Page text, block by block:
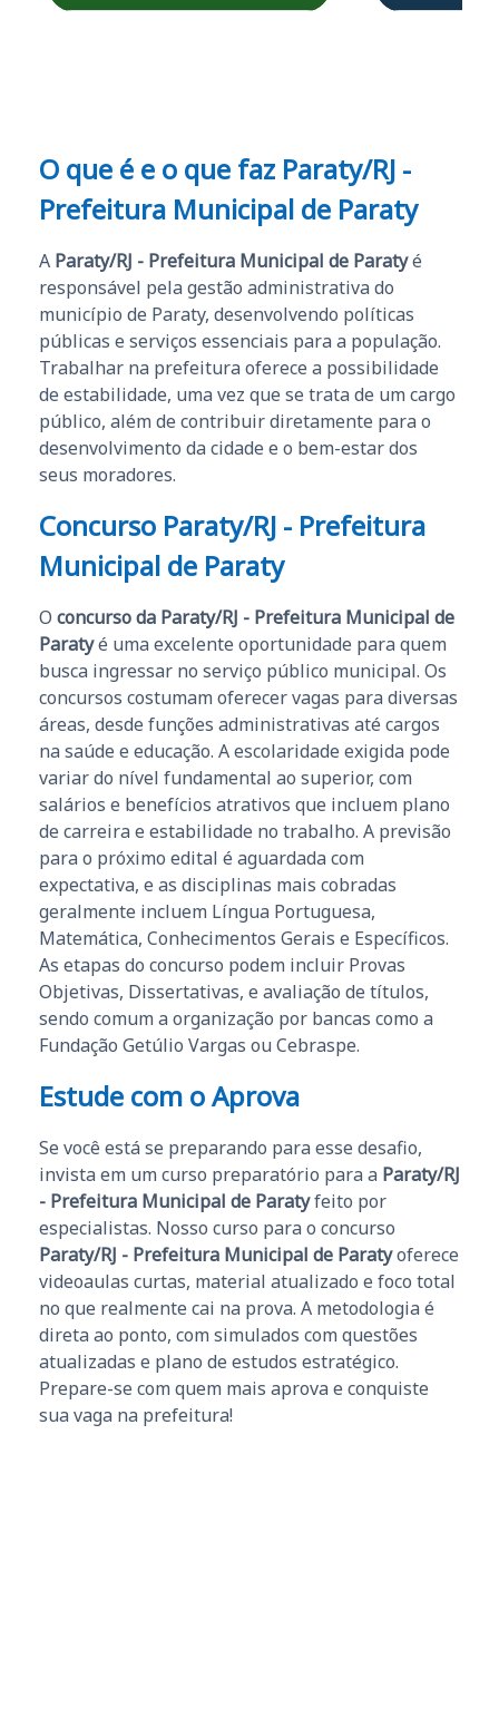
O que é e o que faz Paraty/RJ -
Prefeitura Municipal de Paraty
A Paraty/RJ - Prefeitura Municipal de Paratyé
responsável pela gestão administrativa do
município de Paraty, desenvolvendo políticas
públicas e serviços essenciais para a população.
Trabalhar na prefeitura oferece a possibilidade
de estabilidade, uma vez que se trata de um cargo
público, além de contribuir diretamente para o
desenvolvimento da cidade e o bem-estar dos
seus moradores.
Concurso Paraty/RJ - Prefeitura
Municipal de Paraty
O concurso da Paraty/RJ - Prefeitura Municipal de
Paratyé uma excelente oportunidade para quem
busca ingressar no serviço público municipal. Os
concursos costumam oferecer vagas para diversas
áreas, desde funções administrativas até cargos
na saúde e educação. A escolaridade exigida pode
variar do nível fundamental ao superior, com
salários e benefícios atrativos que incluem plano
de carreira e estabilidade no trabalho. A previsão
para o próximo edital é aguardada com
expectativa, e as disciplinas mais cobradas
geralmente incluem Língua Portuguesa,
Matemática, Conhecimentos Gerais e Específicos.
As etapas do concurso podem incluir Provas
Objetivas, Dissertativas, e avaliação de títulos,
sendo comum a organização por bancas como a
Fundação Getúlio Vargas ou Cebraspe.
Estude com o Aprova
Se você está se preparando para esse desafio,
invista em um curso preparatório para a Paraty/RJ
- Prefeitura Municipal de Paratyfeito por
especialistas. Nosso curso para o concurso
Paraty/RJ - Prefeitura Municipal de Paratyoferece
videoaulas curtas, material atualizado e foco total
no que realmente cai na prova. A metodologia é
direta ao ponto, com simulados com questões
atualizadas e plano de estudos estratégico.
Prepare-se com quem mais aprova e conquiste
sua vaga na prefeitura!